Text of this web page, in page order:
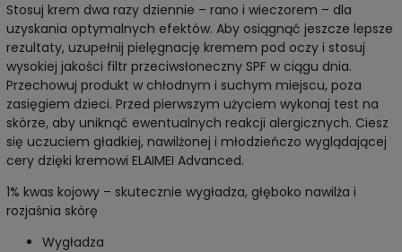
Stosuj krem dwa razy dziennie – rano i wieczorem – dla
uzyskania optymalnych efektów. Aby osiągnąć jeszcze lepsze
rezultaty, uzupełnij pielęgnację kremem pod oczy i stosuj
wysokiej jakości filtr przeciwsłoneczny SPF w ciągu dnia.
Przechowuj produkt w chłodnym i suchym miejscu, poza
zasięgiem dzieci. Przed pierwszym użyciem wykonaj test na
skórze, aby uniknąć ewentualnych reakcji alergicznych. Ciesz
się uczuciem gładkiej, nawilżonej i młodzieńczo wyglądającej
cery dzięki kremowi ELAIMEI Advanced.
1% kwas kojowy – skutecznie wygładza, głęboko nawilża i
rozjaśnia skórę
Wygładza